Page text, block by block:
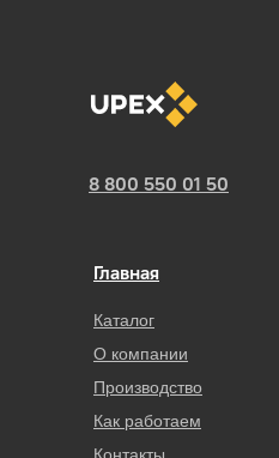
Каталог
О компании
Производство
Как работаем
Главная
8 800 550 01 50